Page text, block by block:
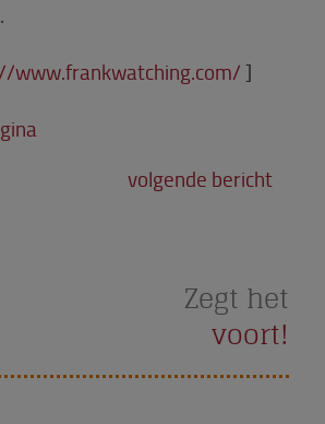
.
www.frankwatching.com/ ]
volgende bericht
Zegt het
voort!